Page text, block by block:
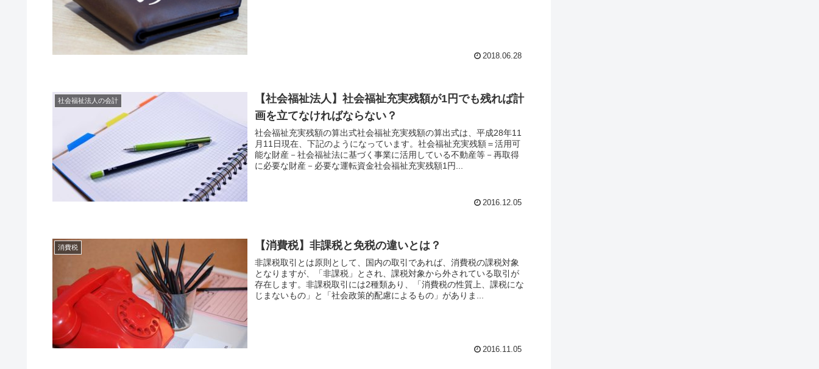
2018.06.28
社会福祉法人の会計
【社会福祉法人】社会福祉充実残額が1円でも残れば計
画を立てなければならない？
社会福祉充実残額の算出式社会福祉充実残額の算出式は、平成28年11
月11日現在、下記のようになっています。社会福祉充実残額＝活用可
能な財産－社会福祉法に基づく事業に活用している不動産等－再取得
に必要な財産－必要な運転資金社会福祉充実残額1円...
2016.12.05
消費税 【消費税】非課税と免税の違いとは？
非課税取引とは原則として、国内の取引であれば、消費税の課税対象
となりますが、「非課税」とされ、課税対象から外されている取引が
存在します。非課税取引には2種類あり、「消費税の性質上、課税にな
じまないもの」と「社会政策的配慮によるもの」がありま...
2016.11.05